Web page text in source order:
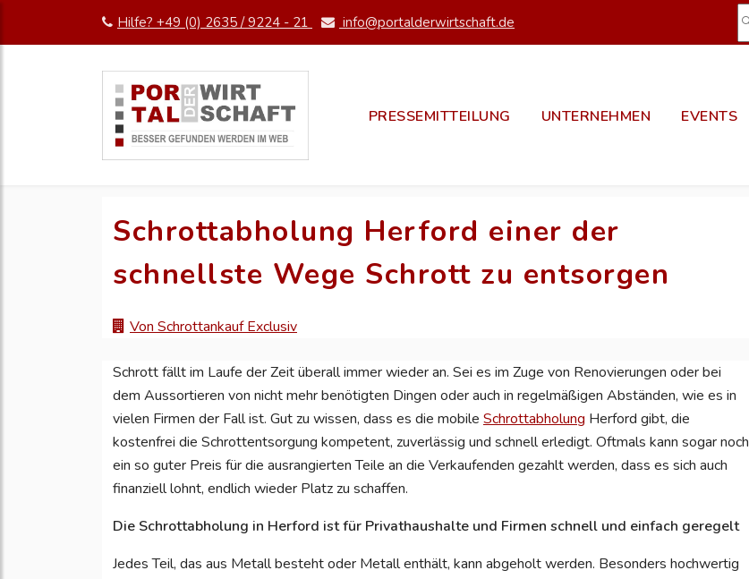
Hilfe? +49 (0) 2635 / 9224 - 21 info@portalderwirtschaft.de
PRESSEMITTEILUNG UNTERNEHMEN EVENTS
Schrottabholung Herford einer der
schnellste Wege Schrott zu entsorgen
Von Schrottankauf Exclusiv
Schrott fällt im Laufe der Zeit überall immer wieder an. Sei es im Zuge von Renovierungen oder bei
dem Aussortieren von nicht mehr benötigten Dingen oder auch in regelmäßigen Abständen, wie es in
vielen Firmen der Fall ist. Gut zu wissen, dass es die mobile Schrottabholung Herford gibt, die
kostenfrei die Schrottentsorgung kompetent, zuverlässig und schnell erledigt. Oftmals kann sogar noch
ein so guter Preis für die ausrangierten Teile an die Verkaufenden gezahlt werden, dass es sich auch
finanziell lohnt, endlich wieder Platz zu schaffen.
Die Schrottabholung in Herford ist für Privathaushalte und Firmen schnell und einfach geregelt
Jedes Teil, das aus Metall besteht oder Metall enthält, kann abgeholt werden. Besonders hochwertig